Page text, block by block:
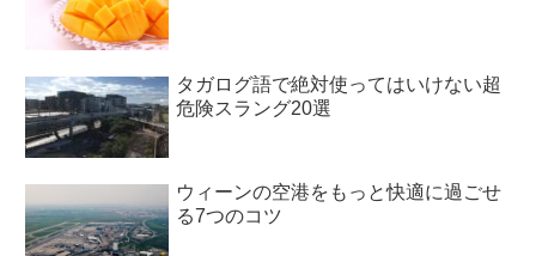
タガログ語で絶対使ってはいけない超
危険スラング20選
ウィーンの空港をもっと快適に過ごせ
る7つのコツ